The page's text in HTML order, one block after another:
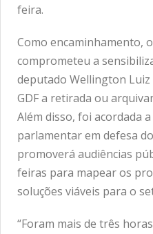
feira.
Como encaminhamento,
comprometeu a
deputado Wellington
GDF a retirada ou
Além disso, foi acordada
parlamentar em defesa
promoverá audiências
feiras para mapear os
soluções viáveis para o
“Foram mais de três